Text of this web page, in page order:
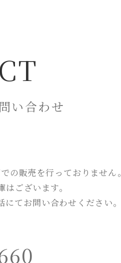
い合わせ
の販売を行っておりません。
ございます。
てお問い合わせください。